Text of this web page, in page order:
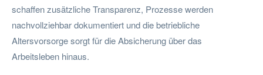
schaffen zusätzliche Transparenz, Prozesse werden
nachvollziehbar dokumentiert und die betriebliche
Altersvorsorge sorgt für die Absicherung über das
Arbeitsleben hinaus.